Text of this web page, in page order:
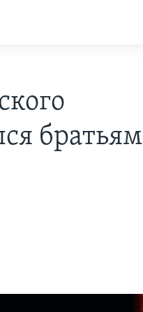
братьям